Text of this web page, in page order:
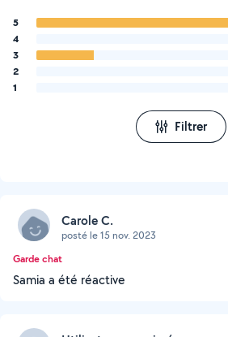
5
4
3
2
1
Filtrer
Carole C.
posté le 15 nov. 2023
Garde chat
Samia a été réactive